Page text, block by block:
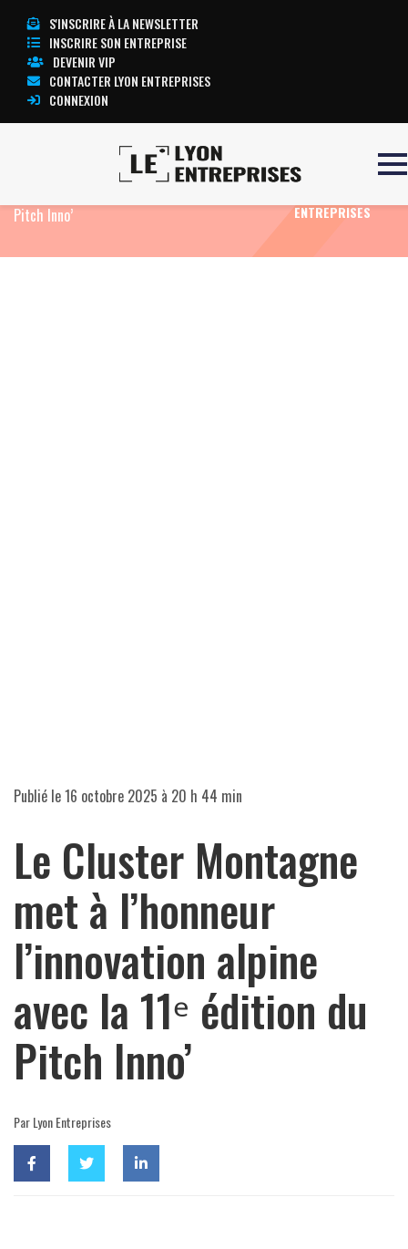
S'INSCRIRE À LA NEWSLETTER
INSCRIRE SON ENTREPRISE
DEVENIR VIP
CONTACTER LYON ENTREPRISES
CONNEXION
Le Cluster Montagne met à
Pitch Inno’
TOUTE
ENTREPRISES
Publié le16 octobre 2025 à 20 h 44 min
Le Cluster Montagne
met à l’honneur
l’innovation alpine
avec la 11ᵉ édition du
Pitch Inno’
Par Lyon Entreprises